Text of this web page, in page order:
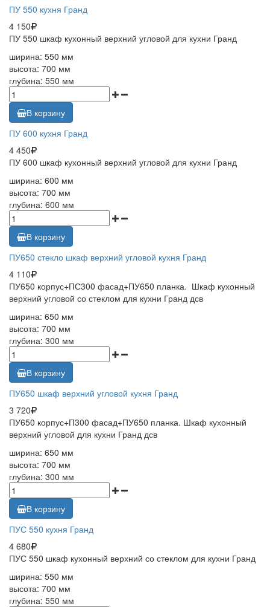
ПУ 550 кухня Гранд
4 150
ПУ 550 шкаф кухонный верхний угловой для кухни Гранд
ширина: 550 мм
высота: 700 мм
глубина: 550 мм
В корзину
ПУ 600 кухня Гранд
4 450
ПУ 600 шкаф кухонный верхний угловой для кухни Гранд
ширина: 600 мм
высота: 700 мм
глубина: 600 мм
В корзину
ПУ650 стекло шкаф верхний угловой кухня Гранд
4 110
ПУ650 корпус+ПС300 фасад+ПУ650 планка. Шкаф кухонный
верхний угловой со стеклом для кухни Гранд дсв
ширина: 650 мм
высота: 700 мм
глубина: 300 мм
В корзину
ПУ650 шкаф верхний угловой кухня Гранд
3 720
ПУ650 корпус+П300 фасад+ПУ650 планка. Шкаф кухонный
верхний угловой для кухни Гранд дсв
ширина: 650 мм
высота: 700 мм
глубина: 300 мм
В корзину
ПУС 550 кухня Гранд
4 680
ПУС 550 шкаф кухонный верхний со стеклом для кухни Гранд
ширина: 550 мм
высота: 700 мм
глубина: 550 мм